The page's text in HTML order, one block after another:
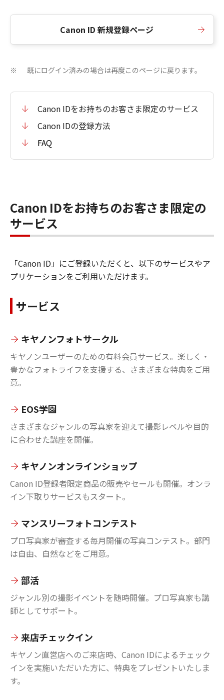
Canon ID 新規登録ページ
※ 既にログイン済みの場合は再度このページに戻ります。
Canon IDをお持ちのお客さま限定のサービス
Canon IDの登録方法
FAQ
Canon IDをお持ちのお客さま限定の
サービス
「Canon ID」にご登録いただくと、以下のサービスやア
プリケーションをご利用いただけます。
サービス
キヤノンフォトサークル
キヤノンユーザーのための有料会員サービス。楽しく・
豊かなフォトライフを支援する、さまざまな特典をご用
意。
EOS学園
さまざまなジャンルの写真家を迎えて撮影レベルや目的
に合わせた講座を開催。
キヤノンオンラインショップ
Canon ID登録者限定商品の販売やセールも開催。オンラ
イン下取りサービスもスタート。
マンスリーフォトコンテスト
プロ写真家が審査する毎月開催の写真コンテスト。部門
は自由、自然などをご用意。
部活
ジャンル別の撮影イベントを随時開催。プロ写真家も講
師としてサポート。
来店チェックイン
キヤノン直営店へのご来店時、Canon IDによるチェック
インを実施いただいた方に、特典をプレゼントいたしま
す。